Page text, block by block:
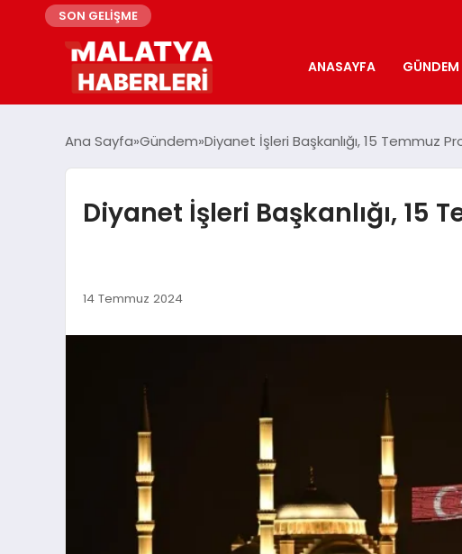
SON GELİŞME
ANASAYFA GÜNDEM
Ana Sayfa Gündem Diyanet İşleri Başkanlığı, 15 Temmuz
Diyanet İşleri Başkanlığı, 15
14 Temmuz 2024